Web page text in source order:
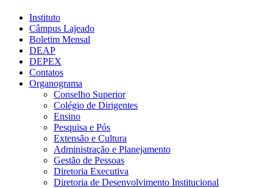
Instituto
Câmpus Lajeado
Boletim Mensal
DEAP
DEPEX
Contatos
Organograma
Conselho Superior
Colégio de Dirigentes
Ensino
Pesquisa e Pós
Extensão e Cultura
Administração e Planejamento
Gestão de Pessoas
Diretoria Executiva
Diretoria de Desenvolvimento Institucional